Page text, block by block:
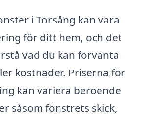
i Torsång kan vara
för ditt hem, och det
vad du kan förvänta
kostnader. Priserna för
kan variera beroende
såsom fönstrets skick,